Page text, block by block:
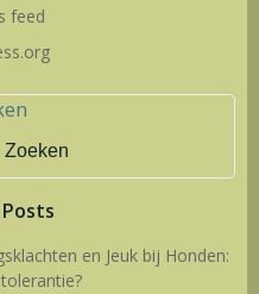
feed
Zoeken
en Jeuk bij Honden: